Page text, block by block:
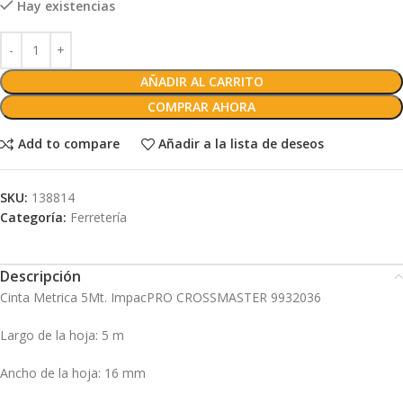
Hay existencias
AÑADIR AL CARRITO
COMPRAR AHORA
Add to compare Añadir a la lista de deseos
SKU: 138814
Categoría: Ferretería
Descripción
Cinta Metrica 5Mt. ImpacPRO CROSSMASTER 9932036
Largo de la hoja: 5 m
Ancho de la hoja: 16 mm